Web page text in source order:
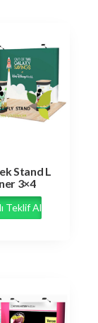
Stand L
3×4
Teklif Al